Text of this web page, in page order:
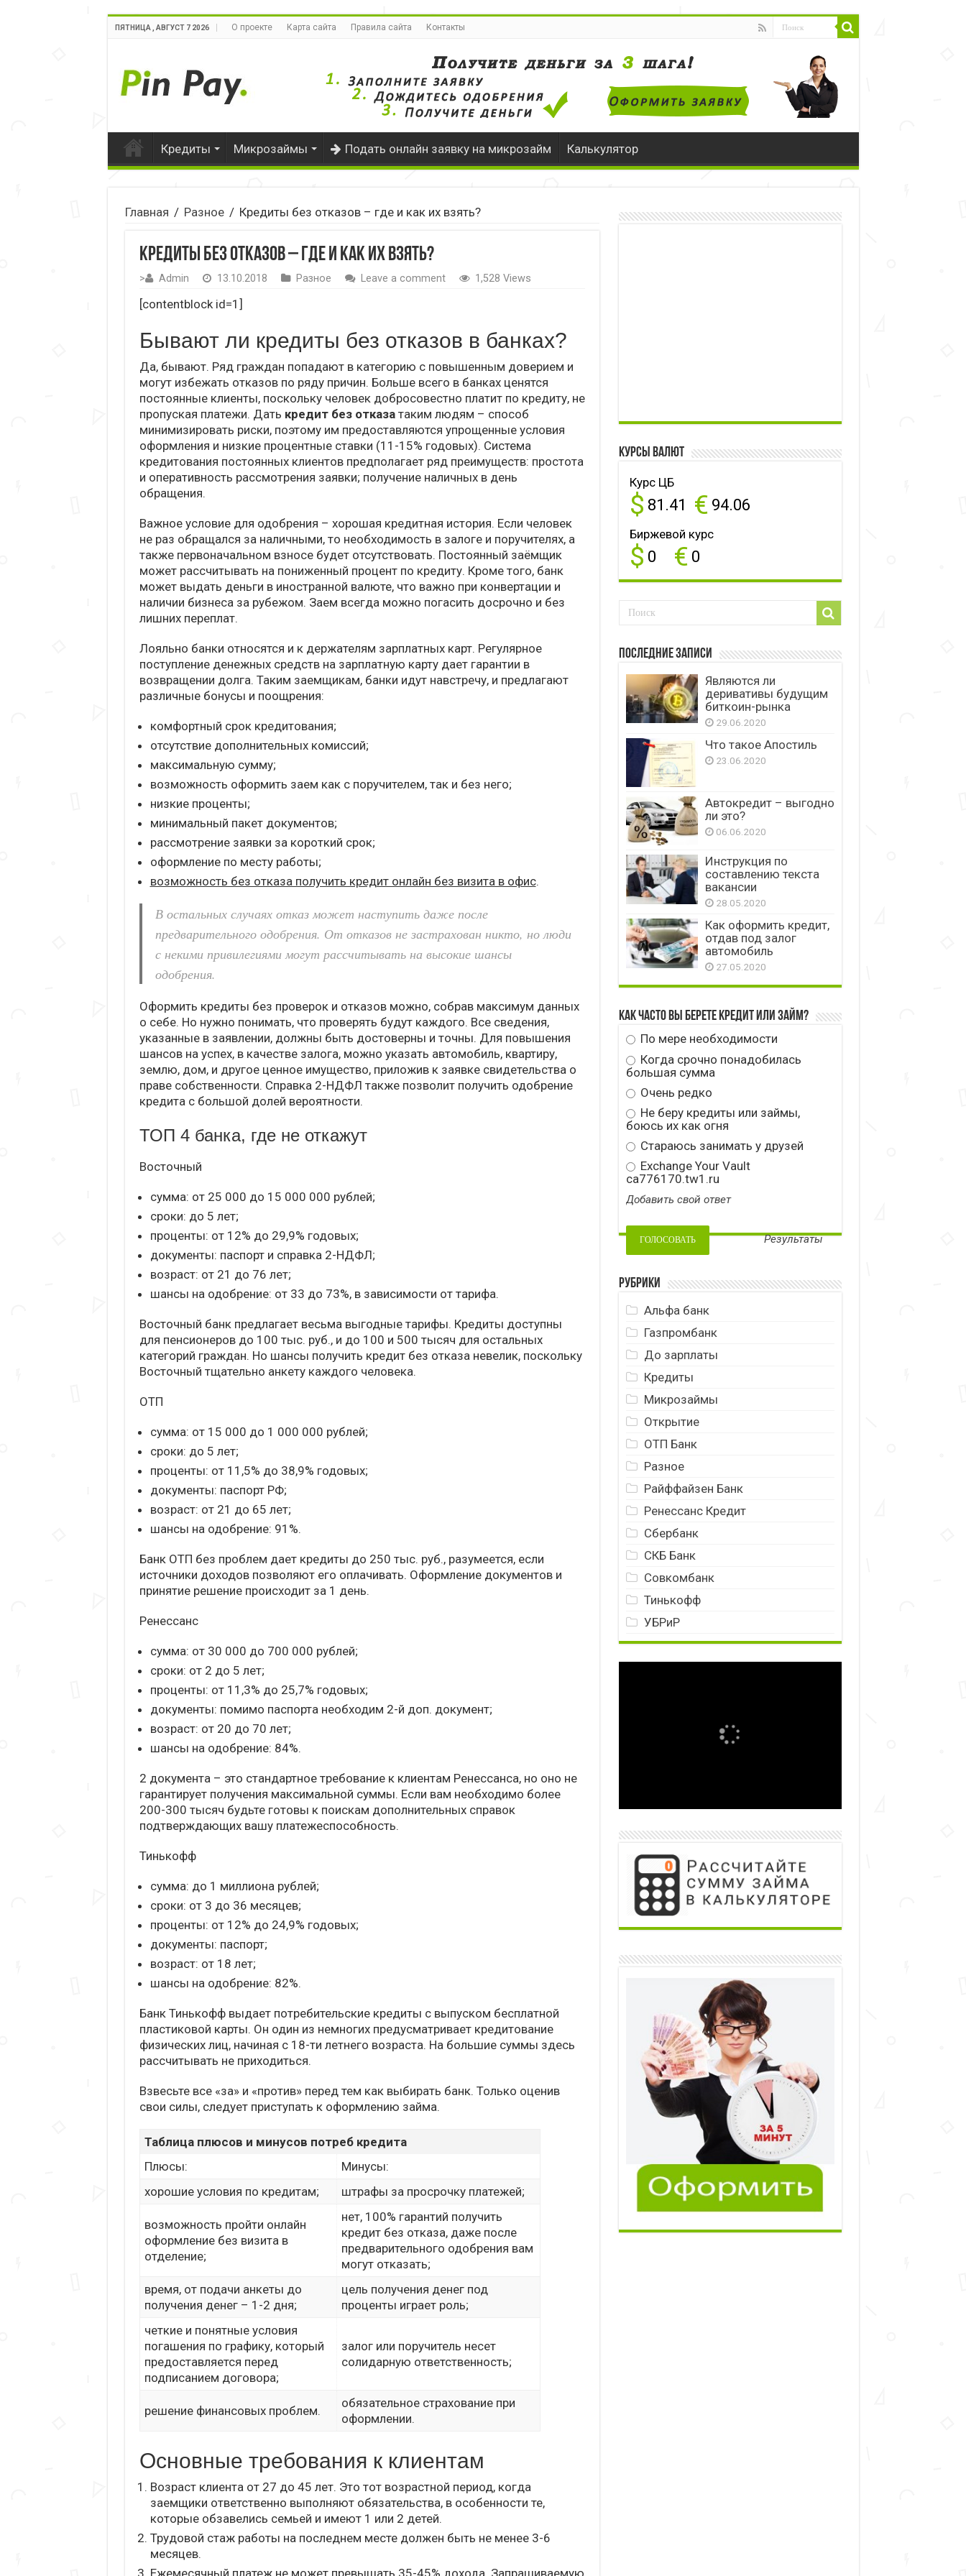
ПЯТНИЦА , АВГУСТ 7 2026 О проекте Карта сайта Правила сайта Контакты
Кредиты Микрозаймы Подать онлайн заявку на микрозайм Калькулятор
Главная / Разное / Кредиты без отказов – где и как их взять?
Кредиты без отказов – где и как их взять?
> Admin 13.10.2018 Разное Leave a comment 1,528 Views
[contentblock id=1]
Бывают ли кредиты без отказов в банках?
Да, бывают. Ряд граждан попадают в категорию с повышенным доверием и
могут избежать отказов по ряду причин. Больше всего в банках ценятся
постоянные клиенты, поскольку человек добросовестно платит по кредиту, не
пропуская платежи. Дать кредит без отказатаким людям – способ
минимизировать риски, поэтому им предоставляются упрощенные условия
оформления и низкие процентные ставки (11-15% годовых). Система
кредитования постоянных клиентов предполагает ряд преимуществ: простота
и оперативность рассмотрения заявки; получение наличных в день
обращения.
Важное условие для одобрения – хорошая кредитная история. Если человек
не раз обращался за наличными, то необходимость в залоге и поручителях, а
также первоначальном взносе будет отсутствовать. Постоянный заёмщик
может рассчитывать на пониженный процент по кредиту. Кроме того, банк
может выдать деньги в иностранной валюте, что важно при конвертации и
наличии бизнеса за рубежом. Заем всегда можно погасить досрочно и без
лишних переплат.
Лояльно банки относятся и к держателям зарплатных карт. Регулярное
поступление денежных средств на зарплатную карту дает гарантии в
возвращении долга. Таким заемщикам, банки идут навстречу, и предлагают
различные бонусы и поощрения:
комфортный срок кредитования;
отсутствие дополнительных комиссий;
максимальную сумму;
возможность оформить заем как с поручителем, так и без него;
низкие проценты;
минимальный пакет документов;
рассмотрение заявки за короткий срок;
оформление по месту работы;
возможность без отказа получить кредит онлайн без визита в офис.
В остальных случаях отказ может наступить даже после
предварительного одобрения. От отказов не застрахован никто, но люди
с некими привилегиями могут рассчитывать на высокие шансы
одобрения.
Оформить кредиты без проверок и отказов можно, собрав максимум данных
о себе. Но нужно понимать, что проверять будут каждого. Все сведения,
указанные в заявлении, должны быть достоверны и точны. Для повышения
шансов на успех, в качестве залога, можно указать автомобиль, квартиру,
землю, дом, и другое ценное имущество, приложив к заявке свидетельства о
праве собственности. Справка 2-НДФЛ также позволит получить одобрение
кредита с большой долей вероятности.
ТОП 4 банка, где не откажут
Восточный
сумма: от 25 000 до 15 000 000 рублей;
сроки: до 5 лет;
проценты: от 12% до 29,9% годовых;
документы: паспорт и справка 2-НДФЛ;
возраст: от 21 до 76 лет;
шансы на одобрение: от 33 до 73%, в зависимости от тарифа.
Восточный банк предлагает весьма выгодные тарифы. Кредиты доступны
для пенсионеров до 100 тыс. руб., и до 100 и 500 тысяч для остальных
категорий граждан. Но шансы получить кредит без отказа невелик, поскольку
Восточный тщательно анкету каждого человека.
ОТП
сумма: от 15 000 до 1 000 000 рублей;
сроки: до 5 лет;
проценты: от 11,5% до 38,9% годовых;
документы: паспорт РФ;
возраст: от 21 до 65 лет;
шансы на одобрение: 91%.
Банк ОТП без проблем дает кредиты до 250 тыс. руб., разумеется, если
источники доходов позволяют его оплачивать. Оформление документов и
принятие решение происходит за 1 день.
Ренессанс
сумма: от 30 000 до 700 000 рублей;
сроки: от 2 до 5 лет;
проценты: от 11,3% до 25,7% годовых;
документы: помимо паспорта необходим 2-й доп. документ;
возраст: от 20 до 70 лет;
шансы на одобрение: 84%.
2 документа – это стандартное требование к клиентам Ренессанса, но оно не
гарантирует получения максимальной суммы. Если вам необходимо более
200-300 тысяч будьте готовы к поискам дополнительных справок
подтверждающих вашу платежеспособность.
Тинькофф
сумма: до 1 миллиона рублей;
сроки: от 3 до 36 месяцев;
проценты: от 12% до 24,9% годовых;
документы: паспорт;
возраст: от 18 лет;
шансы на одобрение: 82%.
Банк Тинькофф выдает потребительские кредиты с выпуском бесплатной
пластиковой карты. Он один из немногих предусматривает кредитование
физических лиц, начиная с 18-ти летнего возраста. На большие суммы здесь
рассчитывать не приходиться.
Взвесьте все «за» и «против» перед тем как выбирать банк. Только оценив
свои силы, следует приступать к оформлению займа.
Таблица плюсов и минусов потреб кредита
Плюсы:
Минусы:
хорошие условия по кредитам;
штрафы за просрочку платежей;
возможность пройти онлайн
оформление без визита в
отделение;
нет, 100% гарантий получить
кредит без отказа, даже после
предварительного одобрения вам
могут отказать;
время, от подачи анкеты до
получения денег – 1-2 дня;
цель получения денег под
проценты играет роль;
четкие и понятные условия
погашения по графику, который
предоставляется перед
подписанием договора;
залог или поручитель несет
солидарную ответственность;
решение финансовых проблем.
обязательное страхование при
оформлении.
Основные требования к клиентам
Возраст клиента от 27 до 45 лет. Это тот возрастной период, когда
заемщики ответственно выполняют обязательства, в особенности те,
которые обзавелись семьей и имеют 1 или 2 детей.
Трудовой стаж работы на последнем месте должен быть не менее 3-6
месяцев.
Ежемесячный платеж не может превышать 35-45% дохода. Запрашиваемую
Курсы валют
Курс ЦБ
$ 81.41 € 94.06
Биржевой курс
$ 0 € 0
Последние записи
Являются ли
деривативы будущим
биткоин-рынка
29.06.2020
Что такое Апостиль
23.06.2020
Автокредит – выгодно
ли это?
06.06.2020
Инструкция по
составлению текста
вакансии
28.05.2020
Как оформить кредит,
отдав под залог
автомобиль
27.05.2020
Как часто вы берете кредит или займ?
По мере необходимости
Когда срочно понадобилась
большая сумма
Очень редко
Не беру кредиты или займы,
боюсь их как огня
Стараюсь занимать у друзей
Exchange Your Vault
ca776170.tw1.ru
Добавить свой ответ
Результаты
Рубрики
Альфа банк
Газпромбанк
До зарплаты
Кредиты
Микрозаймы
Открытие
ОТП Банк
Разное
Райффайзен Банк
Ренессанс Кредит
Сбербанк
СКБ Банк
Совкомбанк
Тинькофф
УБРиР